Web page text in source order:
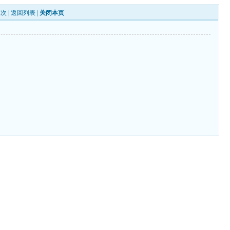
次 |返回列表 关闭本页